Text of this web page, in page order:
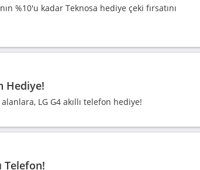
%10'u kadar Teknosa hediye çeki fırsatını
Hediye!
LG G4 akıllı telefon hediye!
Telefon!